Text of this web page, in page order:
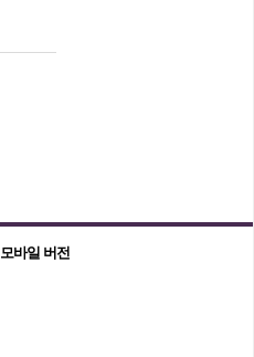
모바일 버전